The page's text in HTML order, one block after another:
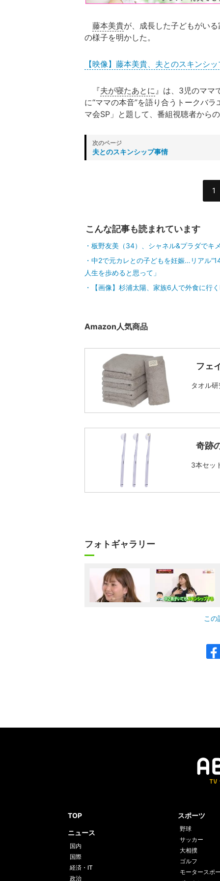
藤本美貴が、成長した子どもがい
の様子を明かした。
【映像】藤本美貴、夫とのスキンシ
『夫が寝たあとに』は、3児のママ
に“ママの本音”を語り合うトークバ
マ会SP」と題して、番組視聴者から
夫とのスキンシップ事情
1
こんな記事も読まれています
板野友美（34）、シャネル&プラダでキ
中2で元カレとの子どもを妊娠…リアル
人生を歩めると思って」
【画像】杉浦太陽、家族6人で外食に行
Amazon人気商品
フェ
タオル
奇跡
3本セッ
フォトギャラリー
この
TOP
ニュース
国内
国際
経済・IT
政治
スポーツ
野球
サッカー
大相撲
ゴルフ
モータースポ